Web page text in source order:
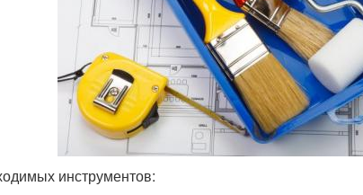
инструментов: